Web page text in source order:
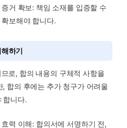
거 확보: 책임 소재를 입증할 수
보해야 합니다.
하기
로, 합의 내용의 구체적 사항을
합의 후에는 추가 청구가 어려울
합니다.
력 이해: 합의서에 서명하기 전,